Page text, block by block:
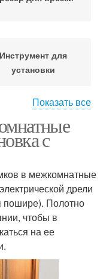
Инструмент для
установки
Показать все
с
в межкомнатные
дрели
пошире). Полотно
чтобы в
на ее